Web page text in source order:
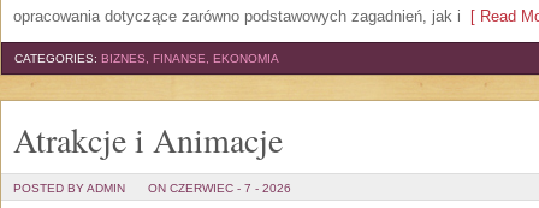
opracowania dotyczące zarówno podstawowych zagadnień, jak i [ Read
CATEGORIES: BIZNES, FINANSE, EKONOMIA
Atrakcje i Animacje
POSTED BY ADMIN ON CZERWIEC - 7 - 2026